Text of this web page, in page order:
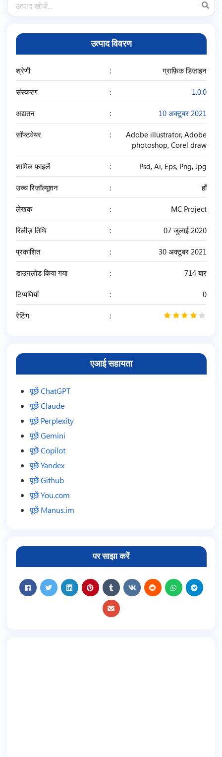
उत्पाद विवरण
श्रेणी ग्राफ़िक डिज़ाइन
संस्करण 1.0.0
अद्यतन 10 अक्टूबर 2021
सॉफ्टवेयर
Adobe illustrator, Adobe
photoshop, Corel draw
शामिल फ़ाइलें Psd, Ai, Eps, Png, Jpg
उच्च रिज़ॉल्यूशन हाँ
लेखक MC Project
रिलीज़ तिथि 07 जुलाई 2020
प्रकाशित 30 अक्टूबर 2021
डाउनलोड किया गया 714 बार
टिप्पणियाँ 0
रेटिंग
एआई सहायता
पूछें ChatGPT
पूछें Claude
पूछें Perplexity
पूछें Gemini
पूछें Copilot
पूछें Yandex
पूछें Github
पूछें You.com
पूछें Manus.im
पर साझा करें